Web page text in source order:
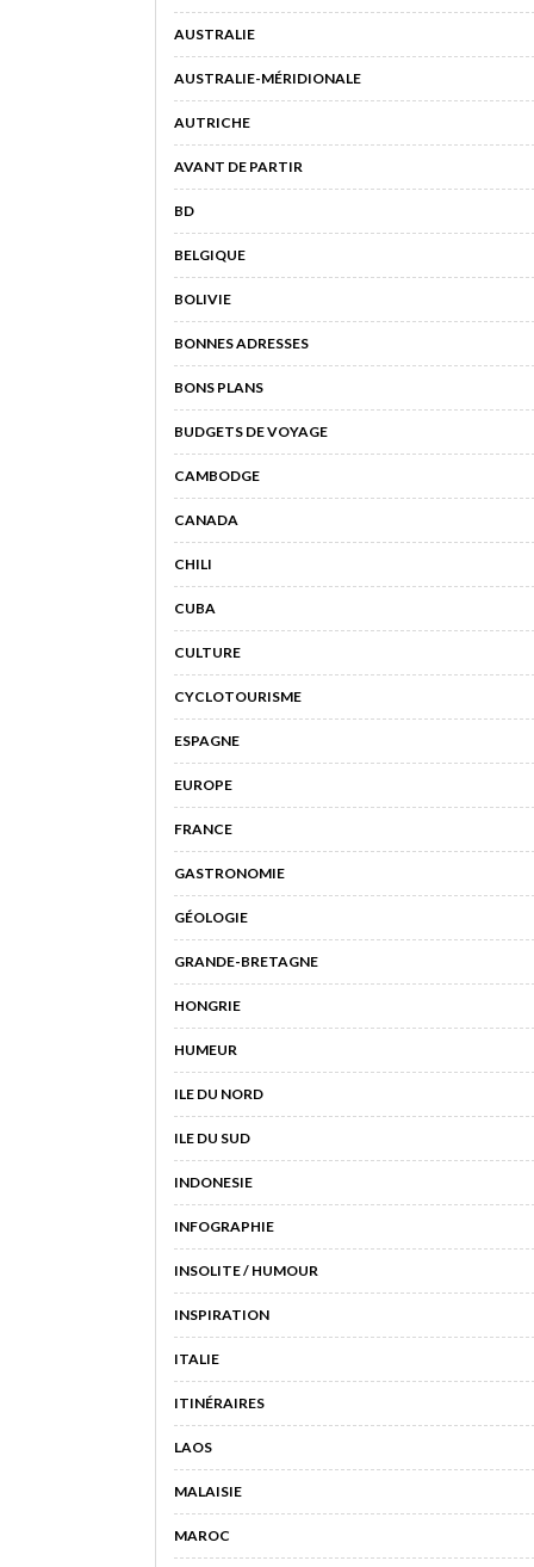
AUSTRALIE
AUSTRALIE-MÉRIDIONALE
AUTRICHE
AVANT DE PARTIR
BD
BELGIQUE
BOLIVIE
BONNES ADRESSES
BONS PLANS
BUDGETS DE VOYAGE
CAMBODGE
CANADA
CHILI
CUBA
CULTURE
CYCLOTOURISME
ESPAGNE
EUROPE
FRANCE
GASTRONOMIE
GÉOLOGIE
GRANDE-BRETAGNE
HONGRIE
HUMEUR
ILE DU NORD
ILE DU SUD
INDONESIE
INFOGRAPHIE
INSOLITE / HUMOUR
INSPIRATION
ITALIE
ITINÉRAIRES
LAOS
MALAISIE
MAROC